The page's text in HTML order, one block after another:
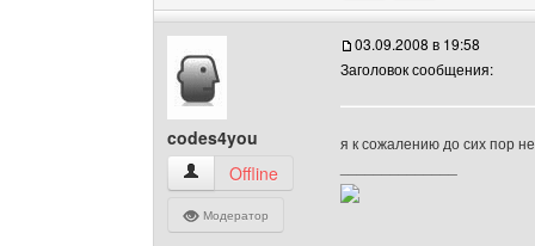
codes4you
codes4you Посмотреть профиль
Offline
Модератор
03.09.2008 в 19:58
Заголовок сообщения:
я к сожалению до сих пор